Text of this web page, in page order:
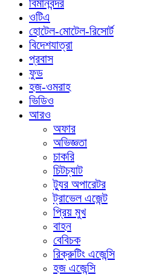
বিমানবন্দর
ওটিএ
হোটেল-মোটেল-রিসোর্ট
বিদেশযাত্রা
প্রবাস
ফুড
হজ-ওমরাহ
ভিডিও
আরও
অফার
অভিজ্ঞতা
চাকরি
চিটচ্যাট
ট্যুর অপারেটর
ট্রাভেল এজেন্ট
প্রিয় মুখ
বাহন
বেবিচক
রিক্রুটিং এজেন্সি
হজ এজেন্সি